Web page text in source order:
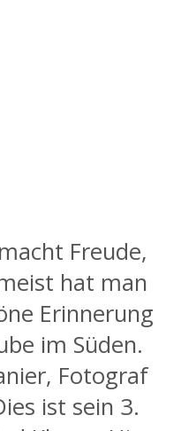
Freude,
hat man
Erinnerung
im Süden.
Fotograf
ist sein 3.